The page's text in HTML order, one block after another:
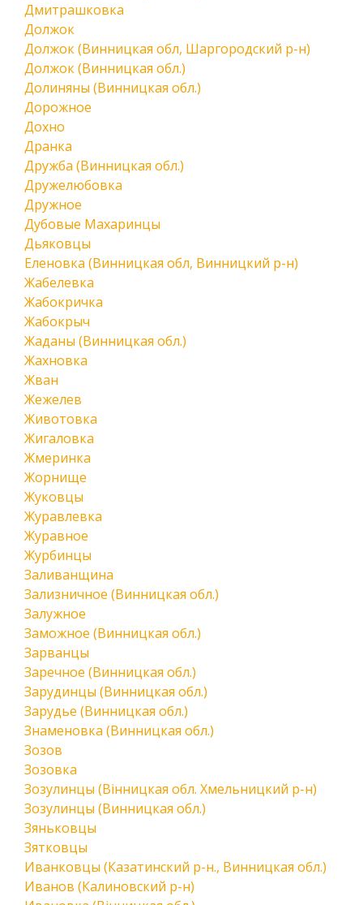
Дмитрашковка
Должок
Должок (Винницкая обл, Шаргородский р-н)
Должок (Винницкая обл.)
Долиняны (Винницкая обл.)
Дорожное
Дохно
Дранка
Дружба (Винницкая обл.)
Дружелюбовка
Дружное
Дубовые Махаринцы
Дьяковцы
Еленовка (Винницкая обл, Винницкий р-н)
Жабелевка
Жабокричка
Жабокрыч
Жаданы (Винницкая обл.)
Жахновка
Жван
Жежелев
Животовка
Жигаловка
Жмеринка
Жорнище
Жуковцы
Журавлевка
Журавное
Журбинцы
Заливанщина
Зализничное (Винницкая обл.)
Залужное
Заможное (Винницкая обл.)
Зарванцы
Заречное (Винницкая обл.)
Зарудинцы (Винницкая обл.)
Зарудье (Винницкая обл.)
Знаменовка (Винницкая обл.)
Зозов
Зозовка
Зозулинцы (Вінницкая обл. Хмельницкий р-н)
Зозулинцы (Винницкая обл.)
Зяньковцы
Зятковцы
Иванковцы (Казатинский р-н., Винницкая обл.)
Иванов (Калиновский р-н)